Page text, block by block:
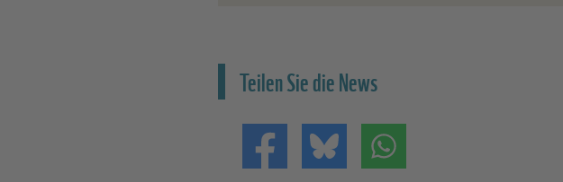
Teilen Sie die News
Teilen auf FacebookTeilen auf Bluesky